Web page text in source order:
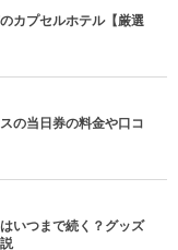
カプセルホテル【厳選
の当日券の料金や口コ
いつまで続く？グッズ